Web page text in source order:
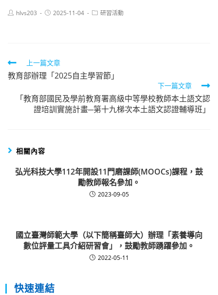
Posthlvs203
Post2025-11-04
Post研習活動
Read
more
articles
上一篇文章
教育部辦理「2025自主學習節」
下一篇文章
「教育部國民及學前教育署高級中等學校教師本土語文認
證培訓實施計畫─第十九梯次本土語文認證輔導班」
相關內容
弘光科技大學112年開設11門磨課師(MOOCs)課程，鼓
勵教師報名參加。
2023-09-05
國立臺灣師範大學（以下簡稱臺師大）辦理「素養導向
數位評量工具介紹研習會」，鼓勵教師踴躍參加。
2022-05-11
快速連結